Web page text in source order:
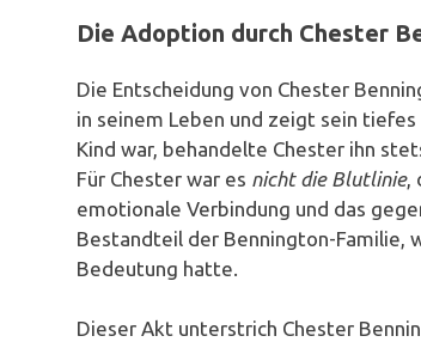
Die Adoption durch Chester
Die Entscheidung von Chester
in seinem Leben und zeigt sein
Kind war, behandelte Chester ihn
Für Chester war es nicht die Blutlinie,
emotionale Verbindung und das
Bestandteil der Bennington-Familie,
Bedeutung hatte.
Dieser Akt unterstrich Chester